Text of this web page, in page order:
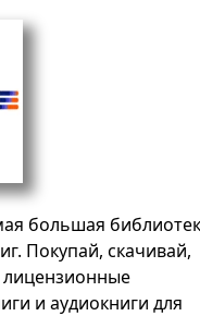
большая
Покупай, скачивай,
и аудиокниги для